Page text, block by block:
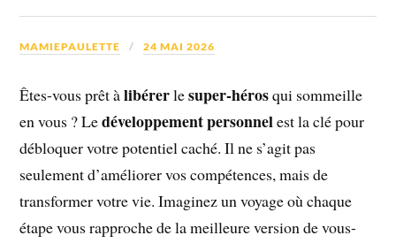
MAMIEPAULETTE 24 MAI 2026
Êtes-vous prêt àlibérerlesuper-hérosqui sommeille
en vous ? Ledéveloppement personnelest la clé pour
débloquer votre potentiel caché. Il ne s’agit pas
seulement d’améliorer vos compétences, mais de
transformer votre vie. Imaginez un voyage où chaque
étape vous rapproche de la meilleure version de vous-